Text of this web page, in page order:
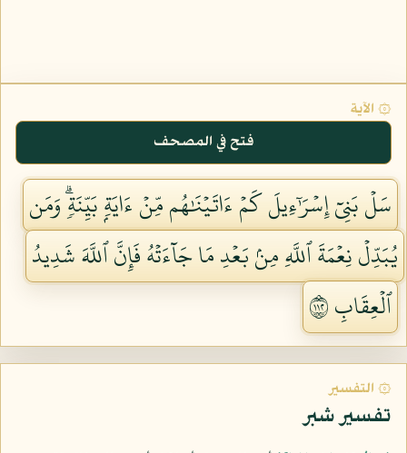
۞ الآية
فتح في المصحف
سَلۡ بَنِيٓ إِسۡرَٰٓءِيلَ كَمۡ ءَاتَيۡنَٰهُم مِّنۡ ءَايَةِۭ بَيِّنَةٖۗ وَمَن
يُبَدِّلۡ نِعۡمَةَ ٱللَّهِ مِنۢ بَعۡدِ مَا جَآءَتۡهُ فَإِنَّ ٱللَّهَ شَدِيدُ
ٱلۡعِقَابِ ٢١١
۞ التفسير
تفسير شبر